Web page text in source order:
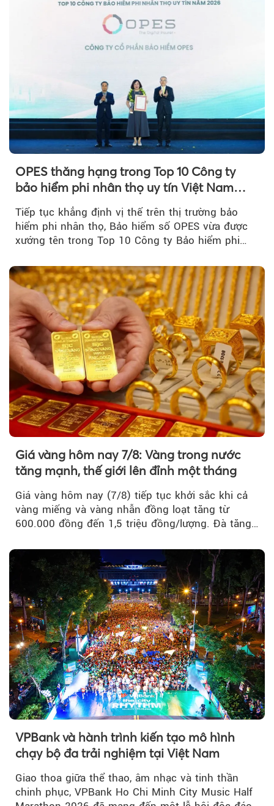
OPES thăng hạng trong Top 10 Công ty
bảo hiểm phi nhân thọ uy tín Việt Nam
2026
Tiếp tục khẳng định vị thế trên thị trường bảo
hiểm phi nhân thọ, Bảo hiểm số OPES vừa được
xướng tên trong Top 10 Công ty Bảo hiểm phi
Giá vàng hôm nay 7/8: Vàng trong nước
tăng mạnh, thế giới lên đỉnh một tháng
Giá vàng hôm nay (7/8) tiếp tục khởi sắc khi cả
vàng miếng và vàng nhẫn đồng loạt tăng từ
600.000 đồng đến 1,5 triệu đồng/lượng. Đà tăng
vàng thế giới bứt phá lên mức cao nhất trong
một tháng.
VPBank và hành trình kiến tạo mô hình
chạy bộ đa trải nghiệm tại Việt Nam
Giao thoa giữa thể thao, âm nhạc và tinh thần
chinh phục, VPBank Ho Chi Minh City Music Half